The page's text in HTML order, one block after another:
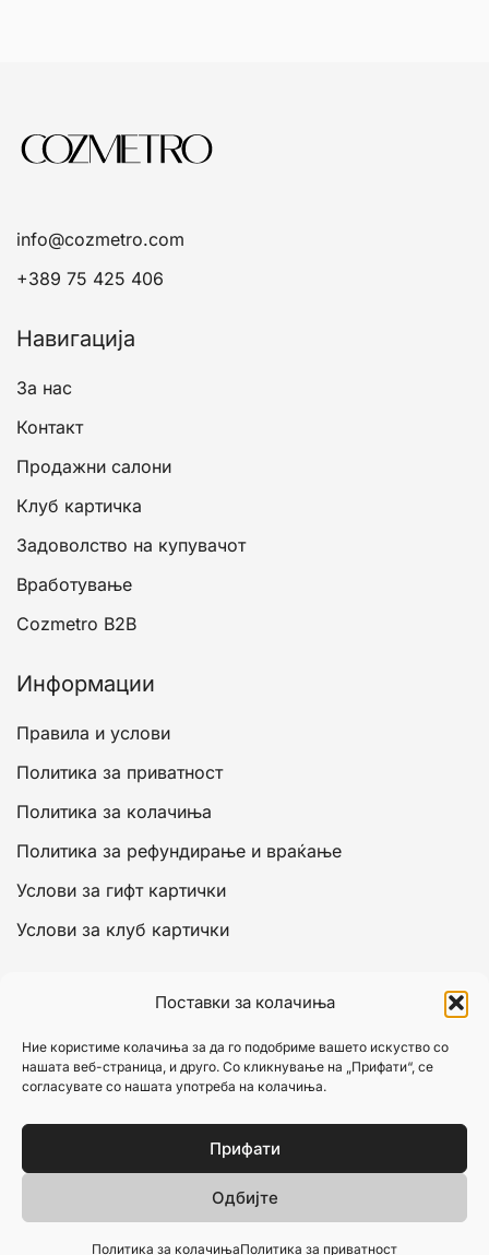
Поставки за колачиња
Ние користиме колачиња за да го подобриме вашето искуство со
нашата веб-страница, и друго. Со кликнување на „Прифати“, се
согласувате со нашата употреба на колачиња.
Прифати
Одбијте
Политика за колачињаПолитика за приватност
info@cozmetro.com
+389 75 425 406
Навигација
За нас
Контакт
Продажни салони
Клуб картичка
Задоволство на купувачот
Вработување
Cozmetro B2B
Информации
Правила и услови
Политика за приватност
Политика за колачиња
Политика за рефундирање и враќање
Услови за гифт картички
Услови за клуб картички
Моја сметка
Кошничка
© 2026 Cozmetro. Изработено одRefine.mk